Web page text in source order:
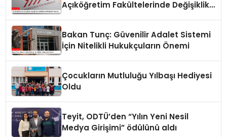
Açıköğretim Fakültelerinde Değişiklik
Bakan Tunç: Güvenilir Adalet Sistemi
İçin Nitelikli Hukukçuların Önemi
Çocukların Mutluluğu Yılbaşı Hediyesi
Oldu
Teyit, ODTÜ’den “Yılın Yeni Nesil
Medya Girişimi” ödülünü aldı